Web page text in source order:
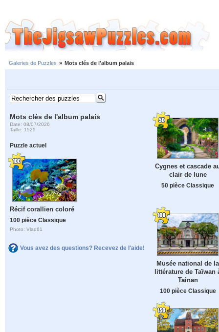
Galeries de Puzzles » Mots clés de l'album palais
Mots clés de l'album palais
Date: 08/07/2026
Taille: 1525
Puzzle actuel
Récif corallien coloré
100 pièce Classique
Photo: Vlad61
Vous avez des questions? Recevez de l'aide!
Cygnes et cascade
clair de lune
50 pièce Classique
Musée national de la
littérature de Taïwan
Tainan
100 pièce Classique